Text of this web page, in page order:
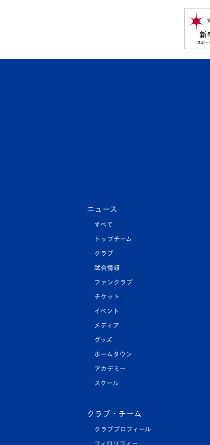
ニュース
すべて
トップチーム
クラブ
試合情報
ファンクラブ
チケット
イベント
メディア
グッズ
ホームタウン
アカデミー
スクール
クラブ・チーム
クラブプロフィール